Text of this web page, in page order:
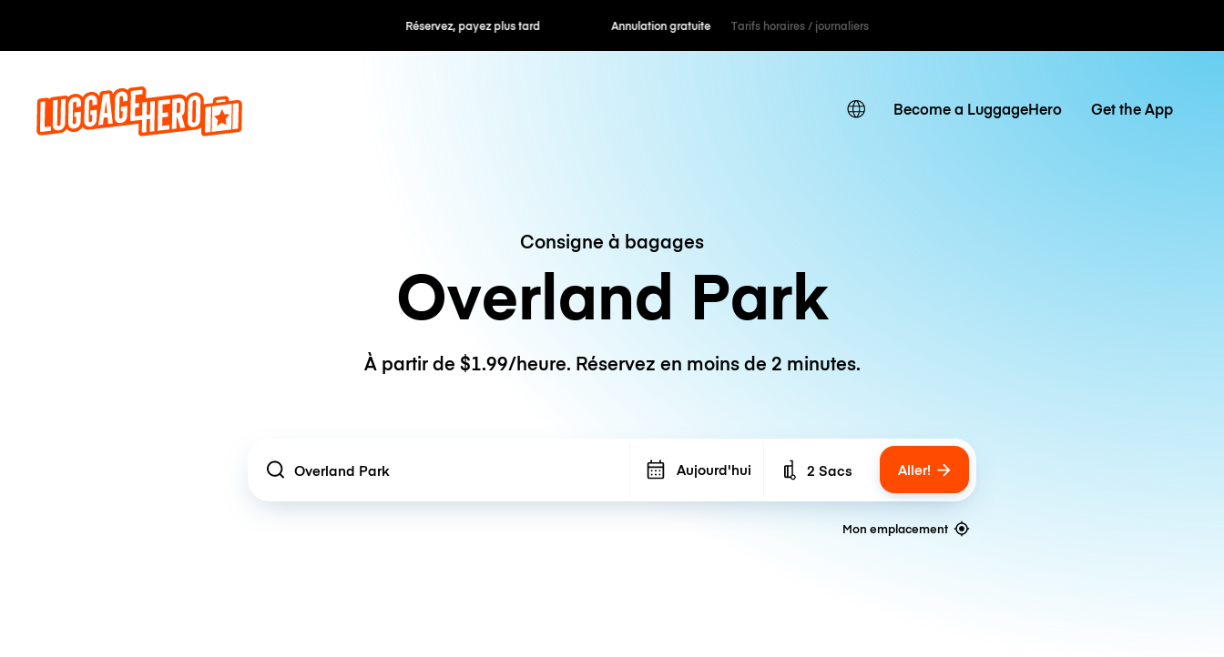
Réservez, payez plus tard Annulation gratuite Tarifs horaires / journaliers
Become a LuggageHero Get the App
Consigne à bagages
Overland Park
À partir de $1.99/heure. Réservez en moins de 2 minutes.
Location Aujourd'hui Number of bags
2 Sacs Aller!
Mon emplacement